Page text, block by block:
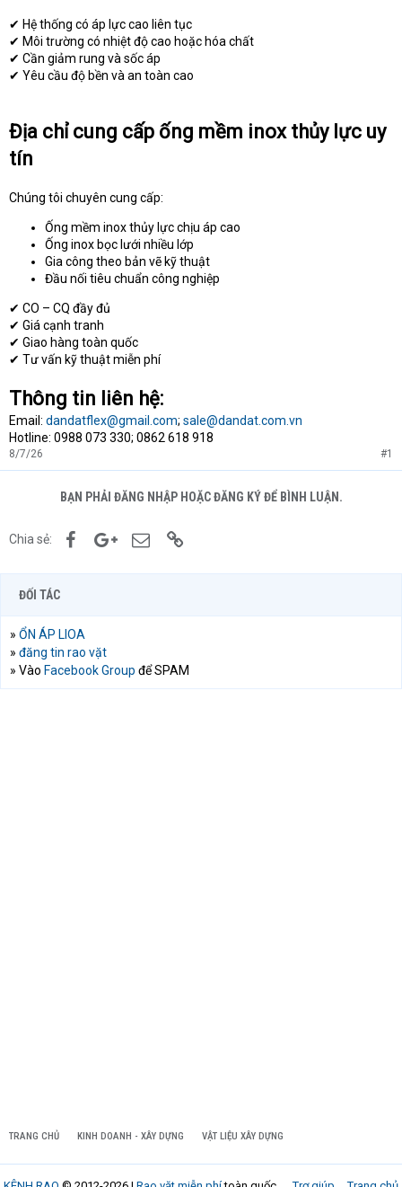
✔ Hệ thống có áp lực cao liên tục
✔ Môi trường có nhiệt độ cao hoặc hóa chất
✔ Cần giảm rung và sốc áp
✔ Yêu cầu độ bền và an toàn cao
Địa chỉ cung cấp ống mềm inox thủy lực uy
tín
Chúng tôi chuyên cung cấp:
Ống mềm inox thủy lực chịu áp cao
Ống inox bọc lưới nhiều lớp
Gia công theo bản vẽ kỹ thuật
Đầu nối tiêu chuẩn công nghiệp
✔ CO – CQ đầy đủ
✔ Giá cạnh tranh
✔ Giao hàng toàn quốc
✔ Tư vấn kỹ thuật miễn phí
Thông tin liên hệ:
Email: dandatflex@gmail.com; sale@dandat.com.vn
Hotline: 0988 073 330; 0862 618 918
8/7/26 #1
BẠN PHẢI ĐĂNG NHẬP HOẶC ĐĂNG KÝ ĐỂ BÌNH LUẬN.
Chia sẻ: FacebookGoogle+Email
ĐỐI TÁC
» ỔN ÁP LIOA
» đăng tin rao vặt
» Vào Facebook Group để SPAM
TRANG CHỦ KINH DOANH - XÂY DỰNG VẬT LIỆU XÂY DỰNG